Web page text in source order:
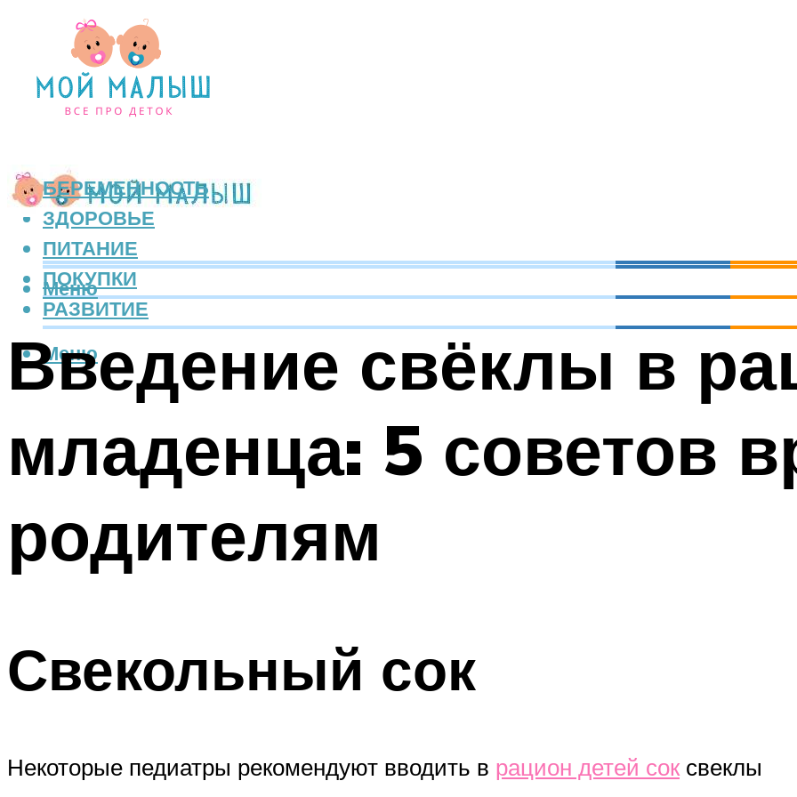
БЕРЕМЕННОСТЬ
ЗДОРОВЬЕ
ПИТАНИЕ
ПОКУПКИ
РАЗВИТИЕ
Меню
Меню
Введение свёклы в
младенца: 5 советов
родителям
Свекольный сок
Некоторые педиатры рекомендуют вводить в рацион детей сок свеклы